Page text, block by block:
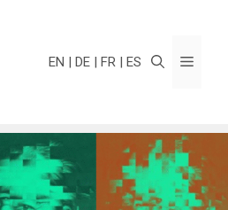
EN
DE FR ES Menu